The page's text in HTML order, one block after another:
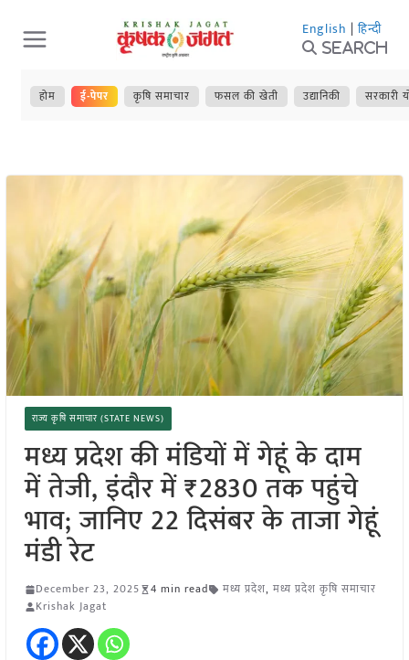
Skip
to
content
English | हिन्दी
Search
होम ई-पेपर कृषि समाचार फसल की खेती उद्यानिकी सरकारी
राज्य कृषि समाचार (STATE NEWS)
मध्य प्रदेश की मंडियों में गेहूं के दाम
में तेजी, इंदौर में ₹2830 तक पहुंचे
भाव; जानिए 22 दिसंबर के ताजा गेहूं
मंडी रेट
December 23, 2025 4 min read मध्य प्रदेश, मध्य प्रदेश कृषि समाचार
Krishak Jagat